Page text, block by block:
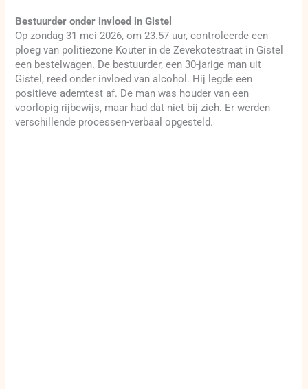
Bestuurder onder invloed in Gistel
Op zondag 31 mei 2026, om 23.57 uur, controleerde een
ploeg van politiezone Kouter in de Zevekotestraat in Gistel
een bestelwagen. De bestuurder, een 30-jarige man uit
Gistel, reed onder invloed van alcohol. Hij legde een
positieve ademtest af. De man was houder van een
voorlopig rijbewijs, maar had dat niet bij zich. Er werden
verschillende processen-verbaal opgesteld.